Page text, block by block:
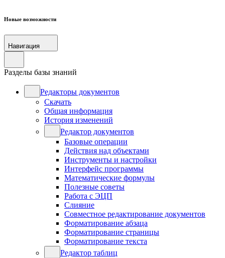
Новые возможности
Навигация
Разделы базы знаний
Редакторы документов
Скачать
Общая информация
История изменений
Редактор документов
Базовые операции
Действия над объектами
Инструменты и настройки
Интерфейс программы
Математические формулы
Полезные советы
Работа с ЭЦП
Слияние
Совместное редактирование документов
Форматирование абзаца
Форматирование страницы
Форматирование текста
Редактор таблиц